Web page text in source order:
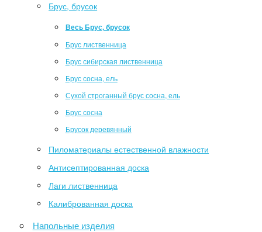
Брус, брусок
Весь Брус, брусок
Брус лиственница
Брус сибирская лиственница
Брус сосна, ель
Сухой строганный брус сосна, ель
Брус сосна
Брусок деревянный
Пиломатериалы естественной влажности
Антисептированная доска
Лаги лиственница
Калиброванная доска
Напольные изделия